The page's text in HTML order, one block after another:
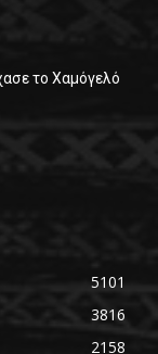
το Χαμόγελό
5101
3816
2158